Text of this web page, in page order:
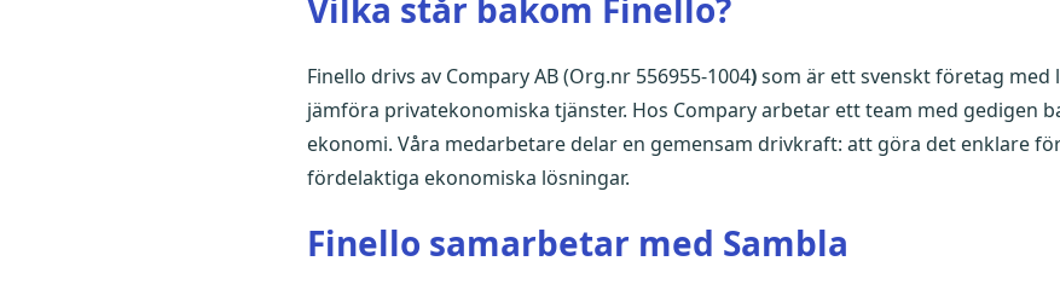
Vilka står bakom Finello?
Finello drivs av Compary AB (Org.nr 556955-1004)som är ett svenskt företag med
jämföra privatekonomiska tjänster. Hos Compary arbetar ett team med gedigen
ekonomi. Våra medarbetare delar en gemensam drivkraft: att göra det enklare
fördelaktiga ekonomiska lösningar.
Finello samarbetar med Sambla